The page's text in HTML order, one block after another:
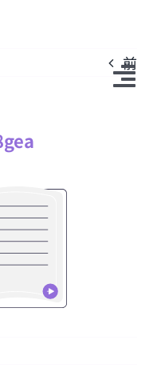
Breakthrough Speaking™
前